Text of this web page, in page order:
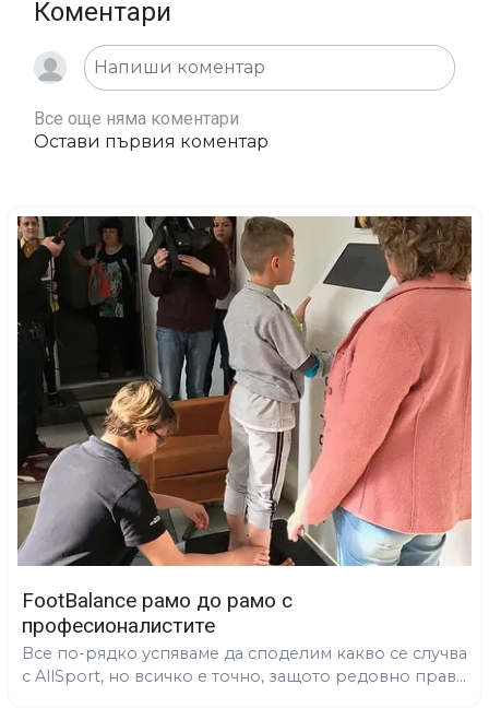
Коментари
Все още няма коментари
Остави първия коментар
FootBalance рамо до рамо с
професионалистите
Все по-рядко успяваме да споделим какво се случва
с AllSport, но всичко е точно, защото редовно прав...